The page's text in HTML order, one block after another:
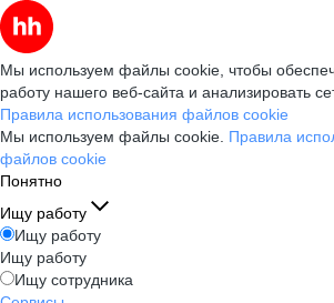
Мы используем файлы cookie, чтобы
работу нашего веб-сайта и анализировать
Правила использования файлов cookie
Мы используем файлы cookie. Правила
файлов cookie
Понятно
Ищу работу
Ищу работу
Ищу работу
Ищу сотрудника